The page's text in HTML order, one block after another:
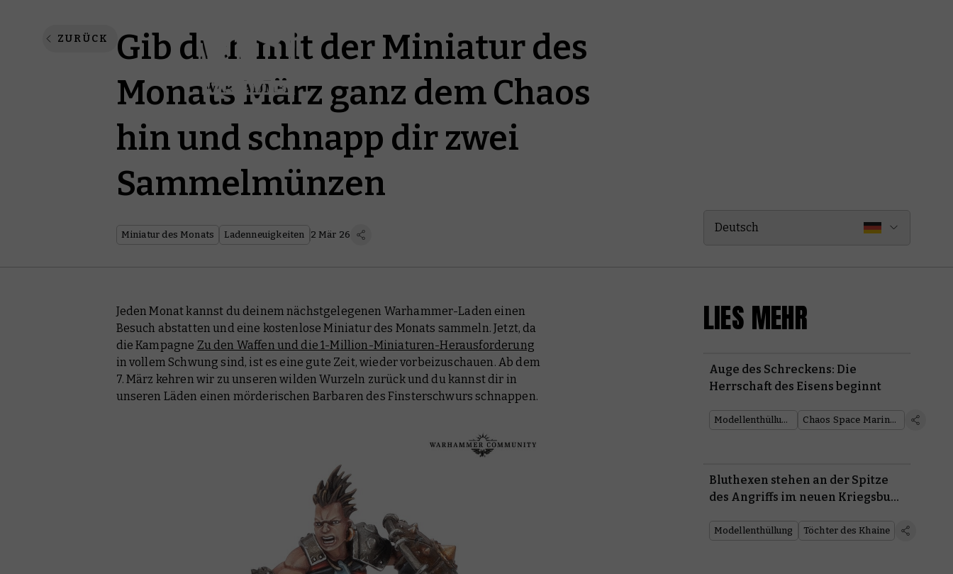
ZURÜCK
Gib dich mit der Miniatur des
Monats März ganz dem Chaos
hin und schnapp dir zwei
Sammelmünzen
Miniatur des Monats Ladenneuigkeiten 2 Mär 26
Deutsch
Jeden Monat kannst du deinem nächstgelegenen Warhammer-Laden einen
Besuch abstatten und eine kostenlose Miniatur des Monats sammeln. Jetzt, da
die Kampagne Zu den Waffen und die 1-Million-Miniaturen-Herausforderung
in vollem Schwung sind, ist es eine gute Zeit, wieder vorbeizuschauen. Ab dem
7. März kehren wir zu unseren wilden Wurzeln zurück und du kannst dir in
unseren Läden einen mörderischen Barbaren des Finsterschwurs schnappen.
LIES MEHR
Auge des Schreckens: Die
Herrschaft des Eisens beginnt
Modellenthüllung Chaos Space Marines
Bluthexen stehen an der Spitze
des Angriffs im neuen Kriegsbuch
Modellenthüllung Töchter des Khaine